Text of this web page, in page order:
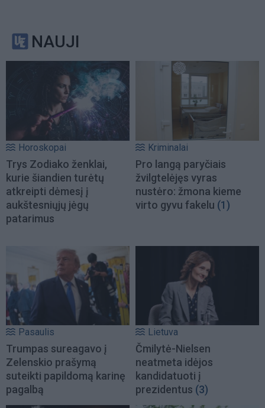
NAUJI
Horoskopai
Trys Zodiako ženklai,
kurie šiandien turėtų
atkreipti dėmesį į
aukštesniųjų jėgų
patarimus
Kriminalai
Pro langą paryčiais
žvilgtelėjęs vyras
nustėro: žmona kieme
virto gyvu fakelu (1)
Pasaulis
Trumpas sureagavo į
Zelenskio prašymą
suteikti papildomą karinę
pagalbą
Lietuva
Čmilytė-Nielsen
neatmeta idėjos
kandidatuoti į
prezidentus (3)